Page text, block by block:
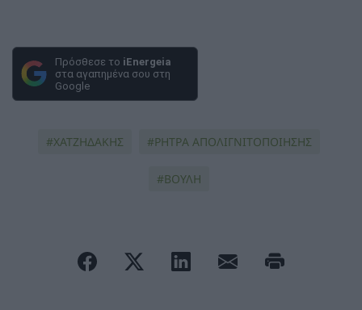
Πρόσθεσε το iEnergeia
στα αγαπημένα σου στη
Google
ΧΑΤΖΗΔΑΚΗΣ ΡΗΤΡΑ ΑΠΟΛΙΓΝΙΤΟΠΟΙΗΣΗΣ
ΒΟΥΛΗ